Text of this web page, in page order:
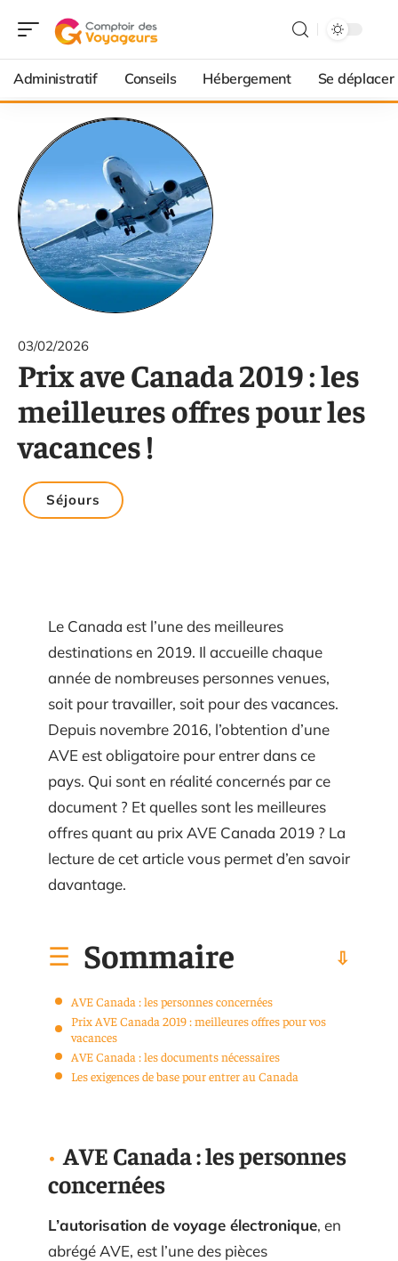
Administratif Conseils Hébergement Se déplacer
03/02/2026
Prix ave Canada 2019 : les
meilleures offres pour les
vacances !
Séjours
Le Canada est l’une des meilleures
destinations en 2019. Il accueille chaque
année de nombreuses personnes venues,
soit pour travailler, soit pour des vacances.
Depuis novembre 2016, l’obtention d’une
AVE est obligatoire pour entrer dans ce
pays. Qui sont en réalité concernés par ce
document ? Et quelles sont les meilleures
offres quant au prix AVE Canada 2019 ? La
lecture de cet article vous permet d’en savoir
davantage.
Sommaire
AVE Canada : les personnes concernées
Prix AVE Canada 2019 : meilleures offres pour vos
vacances
AVE Canada : les documents nécessaires
Les exigences de base pour entrer au Canada
AVE Canada : les personnes
concernées
L’autorisation de voyage électronique, en
abrégé AVE, est l’une des pièces